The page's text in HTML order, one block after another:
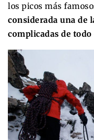
los picos más
considerada una de
complicadas de todo